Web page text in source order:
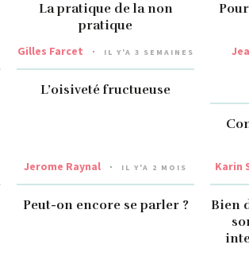
La pratique de la non
pratique
Gilles Farcet IL Y'A 3 SEMAINES
L’oisiveté fructueuse
Jerome Raynal IL Y'A 2 MOIS
Peut-on encore se parler ?
Karin
Bien